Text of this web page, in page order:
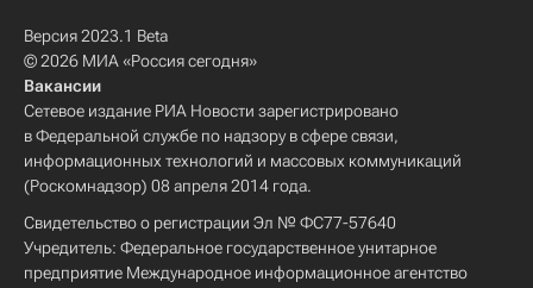
Версия 2023.1 Beta
© 2026 МИА «Россия сегодня»
Вакансии
Сетевое издание РИА Новости зарегистрировано
в Федеральной службе по надзору в сфере связи,
информационных технологий и массовых коммуникаций
(Роскомнадзор) 08 апреля 2014 года.
Свидетельство о регистрации Эл № ФС77-57640
Учредитель: Федеральное государственное унитарное
предприятие Международное информационное агентство